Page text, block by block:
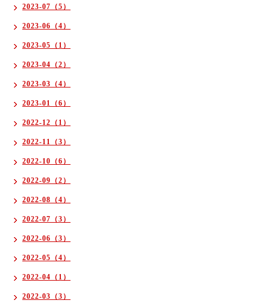
2023-07（5）
2023-06（4）
2023-05（1）
2023-04（2）
2023-03（4）
2023-01（6）
2022-12（1）
2022-11（3）
2022-10（6）
2022-09（2）
2022-08（4）
2022-07（3）
2022-06（3）
2022-05（4）
2022-04（1）
2022-03（3）